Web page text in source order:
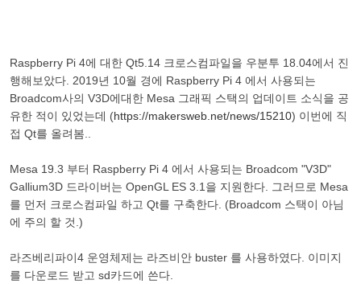
Raspberry Pi 4에 대한 Qt5.14 크로스컴파일을 우분투 18.04에서 진
행해보았다. 2019년 10월 경에 Raspberry Pi 4 에서 사용되는
Broadcom사의 V3D에대한 Mesa 그래픽 스택의 업데이트 소식을 공
유한 적이 있었는데 (https://makersweb.net/news/15210) 이번에 직
접 Qt를 올려봄..
Mesa 19.3 부터 Raspberry Pi 4 에서 사용되는 Broadcom "V3D"
Gallium3D 드라이버는 OpenGL ES 3.1을 지원한다. 그러므로 Mesa
를 먼저 크로스컴파일 하고 Qt를 구축한다. (Broadcom 스택이 아님
에 주의 할 것.)
라즈베리파이4 운영체제는 라즈비안 buster 를 사용하였다. 이미지
를 다운로드 받고 sd카드에 쓴다.